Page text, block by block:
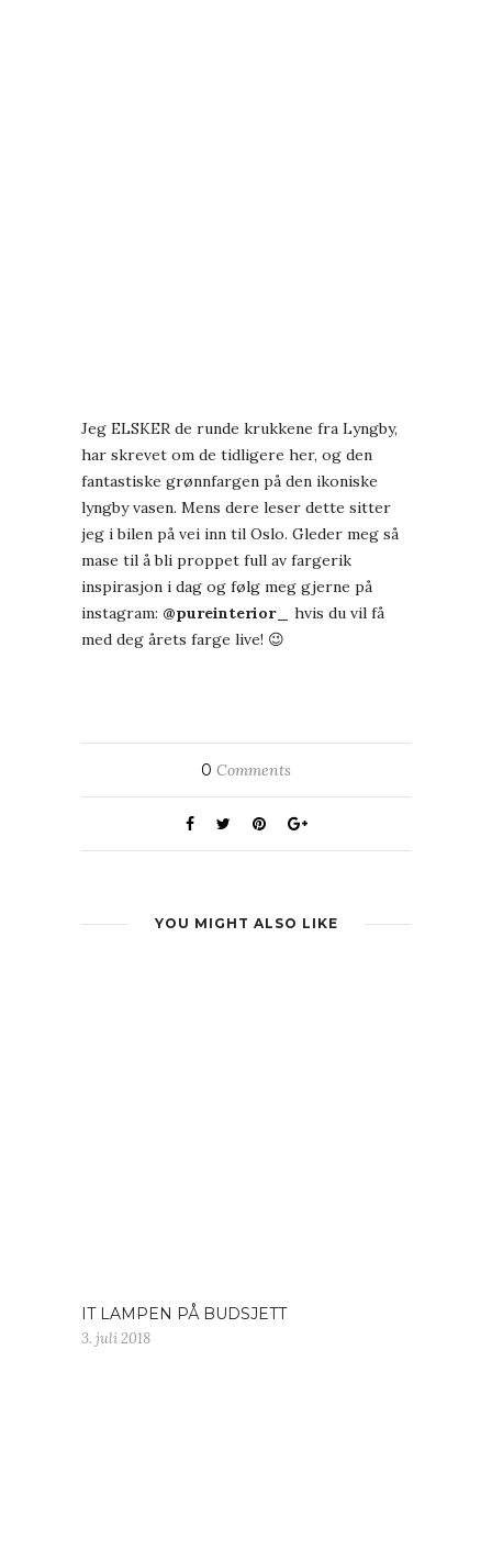
Jeg ELSKER de runde krukkene fra Lyngby,
har skrevet om de tidligere her, og den
fantastiske grønnfargen på den ikoniske
lyngby vasen. Mens dere leser dette sitter
jeg i bilen på vei inn til Oslo. Gleder meg så
mase til å bli proppet full av fargerik
inspirasjon i dag og følg meg gjerne på
instagram: @pureinterior_
hvis du vil få
med deg årets farge live! 😉
0 Comments
YOU MIGHT ALSO LIKE
IT LAMPEN PÅ BUDSJETT
3. juli 2018